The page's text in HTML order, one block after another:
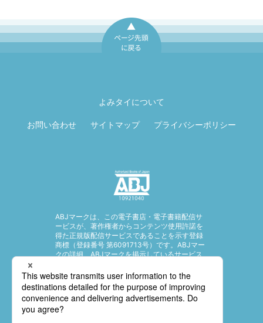
よみタイについて
お問い合わせ サイトマップ プライバシーポリシー
ABJマークは、この電子書店・電子書籍配信サ
ービスが、著作権者からコンテンツ使用許諾を
得た正規版配信サービスであることを示す登録
商標（登録番号 第6091713号）です。ABJマー
クの詳細、ABJマークを掲示しているサービス